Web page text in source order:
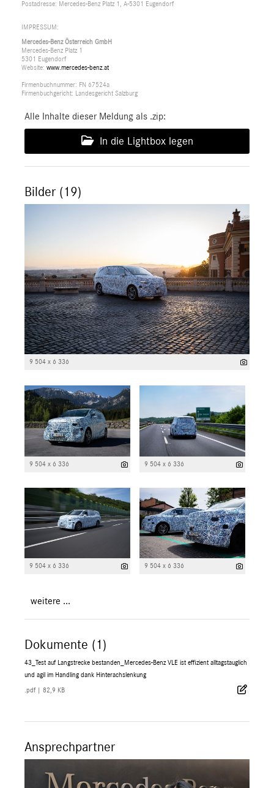
Postadresse: Mercedes-Benz Platz 1, A-5301 Eugendorf
IMPRESSUM:
Mercedes-Benz Österreich GmbH
Mercedes-Benz Platz 1
5301 Eugendorf
Website: www.mercedes-benz.at
Firmenbuchnummer: FN 67524a
Firmenbuchgericht: Landesgericht Salzburg
Alle Inhalte dieser Meldung als .zip:
In die Lightbox legen
Bilder (19)
9 504 x 6 336
9 504 x 6 336 9 504 x 6 336
9 504 x 6 336 9 504 x 6 336
weitere ...
Dokumente (1)
43_Test auf Langstrecke bestanden_Mercedes-Benz VLE ist effizient alltagstauglich
und agil im Handling dank Hinterachslenkung
.pdf 82,9 KB
Ansprechpartner